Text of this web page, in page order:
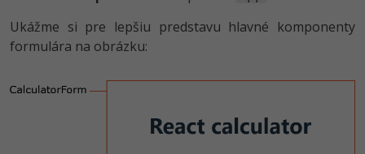
Ukážme si pre lepšiu predstavu hlavné komponenty
formulára na obrázku: